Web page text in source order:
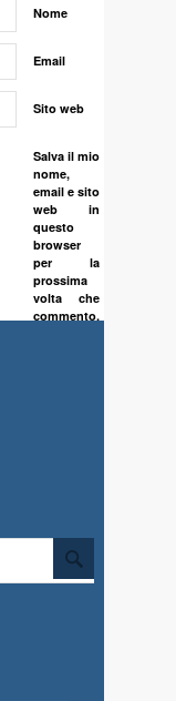
Nome
Email
Sito web
Salva il mio
nome,
email e sito
web in
questo
browser
per la
prossima
volta che
commento.